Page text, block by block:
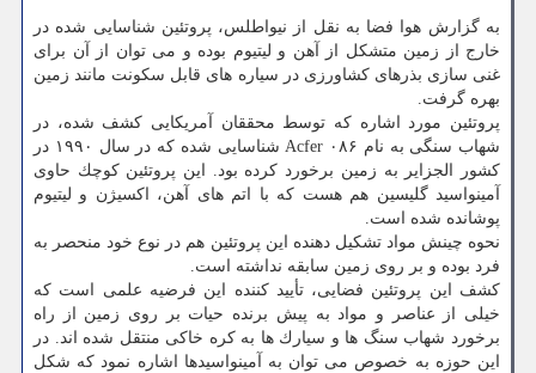
به گزارش هوا فضا به نقل از نیواطلس، پروتئین شناسایی شده در
خارج از زمین متشكل از آهن و لیتیوم بوده و می توان از آن برای
غنی سازی بذرهای كشاورزی در سیاره های قابل سكونت مانند زمین
بهره گرفت.
پروتئین مورد اشاره كه توسط محققان آمریكایی كشف شده، در
شهاب سنگی به نام Acfer ۰۸۶ شناسایی شده كه در سال ۱۹۹۰ در
كشور الجزایر به زمین برخورد كرده بود. این پروتئین كوچك حاوی
آمینواسید گلیسین هم هست كه با اتم های آهن، اكسیژن و لیتیوم
پوشانده شده است.
نحوه چینش مواد تشكیل دهنده این پروتئین هم در نوع خود منحصر به
فرد بوده و بر روی زمین سابقه نداشته است.
كشف این پروتئین فضایی، تأیید كننده این فرضیه علمی است كه
خیلی از عناصر و مواد به پیش برنده حیات بر روی زمین از راه
برخورد شهاب سنگ ها و سیارك ها به كره خاكی منتقل شده اند. در
این حوزه به خصوص می توان به آمینواسیدها اشاره نمود كه شكل